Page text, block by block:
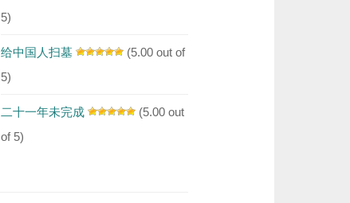
5)
给中国人扫墓
(5.00 out of
5)
二十一年未完成
(5.00 out
of 5)